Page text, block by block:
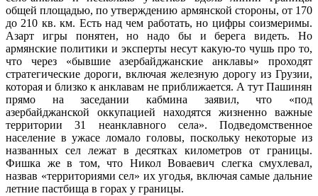
общей площадью, по утверждению армянской стороны, от 170
до 210 кв. км. Есть над чем работать, но цифры соизмеримы.
Азарт игры понятен, но надо бы и берега видеть. Но
армянские политики и эксперты несут какую-то чушь про то,
что через «бывшие азербайджанские анклавы» проходят
стратегические дороги, включая железную дорогу из Грузии,
которая и близко к анклавам не приближается. А тут Пашинян
прямо на заседании кабмина заявил, что «под
азербайджанской оккупацией находятся жизненно важные
территории 31 неанклавного села». Подведомственное
население в ужасе ломало головы, поскольку некоторые из
названных сел лежат в десятках километров от границы.
Фишка же в том, что Никол Воваевич слегка смухлевал,
назвав «территориями сел» их угодья, включая самые дальние
летние пастбища в горах у границы.